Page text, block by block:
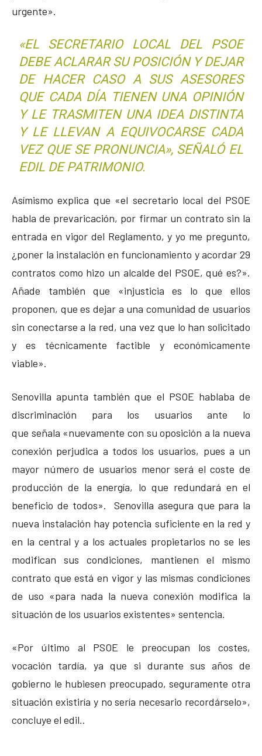
urgente».
«EL SECRETARIO LOCAL DEL PSOE
DEBE ACLARAR SU POSICIÓN Y DEJAR
DE HACER CASO A SUS ASESORES
QUE CADA DÍA TIENEN UNA OPINIÓN
Y LE TRASMITEN UNA IDEA DISTINTA
Y LE LLEVAN A EQUIVOCARSE CADA
VEZ QUE SE PRONUNCIA», SEÑALÓ EL
EDIL DE PATRIMONIO.
Asímismo explica que «el secretario local del PSOE
habla de prevaricación, por firmar un contrato sin la
entrada en vigor del Reglamento, y yo me pregunto,
¿poner la instalación en funcionamiento y acordar 29
contratos como hizo un alcalde del PSOE, qué es?».
Añade también que «injusticia es lo que ellos
proponen, que es dejar a una comunidad de usuarios
sin conectarse a la red, una vez que lo han solicitado
y es técnicamente factible y económicamente
viable».
Senovilla apunta también que el PSOE hablaba de
discriminación para los usuarios ante lo
que señala «nuevamente con su oposición a la nueva
conexión perjudica a todos los usuarios, pues a un
mayor número de usuarios menor será el coste de
producción de la energía, lo que redundará en el
beneficio de todos». Senovilla asegura que para la
nueva instalación hay potencia suficiente en la red y
en la central y a los actuales propietarios no se les
modifican sus condiciones, mantienen el mismo
contrato que está en vigor y las mismas condiciones
de uso «para nada la nueva conexión modifica la
situación de los usuarios existentes» sentencia.
«Por último al PSOE le preocupan los costes,
vocación tardía, ya que si durante sus años de
gobierno le hubiesen preocupado, seguramente otra
situación existiría y no sería necesario recordárselo»,
concluye el edil..